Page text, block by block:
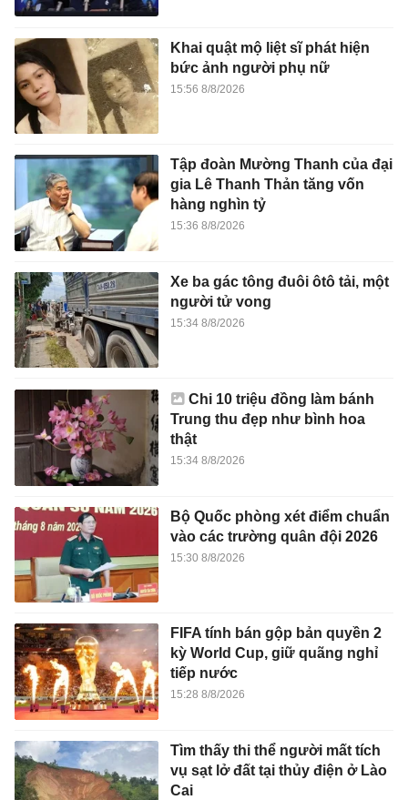
Khai quật mộ liệt sĩ phát hiện
bức ảnh người phụ nữ
15:56 8/8/2026
Tập đoàn Mường Thanh của đại
gia Lê Thanh Thản tăng vốn
hàng nghìn tỷ
15:36 8/8/2026
Xe ba gác tông đuôi ôtô tải, một
người tử vong
15:34 8/8/2026
Chi 10 triệu đồng làm bánh
Trung thu đẹp như bình hoa
thật
15:34 8/8/2026
Bộ Quốc phòng xét điểm chuẩn
vào các trường quân đội 2026
15:30 8/8/2026
FIFA tính bán gộp bản quyền 2
kỳ World Cup, giữ quãng nghỉ
tiếp nước
15:28 8/8/2026
Tìm thấy thi thể người mất tích
vụ sạt lở đất tại thủy điện ở Lào
Cai